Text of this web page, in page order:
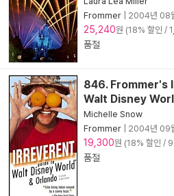
Frommer
2004년 08
25,240원 (18% 할인 /
품절
846. Frommer's
Walt Disney
Michelle Snow
Frommer
2004년 09
19,300원 (18% 할인 /
품절